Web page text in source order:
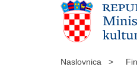
Naslovnica >